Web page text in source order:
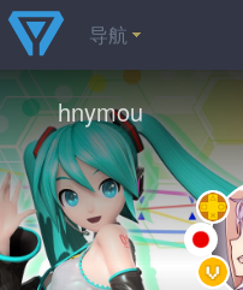
导航
hnymou